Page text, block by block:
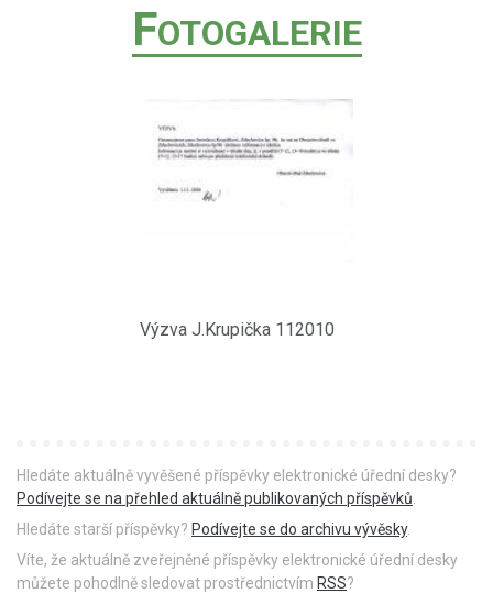
FOTOGALERIE
Výzva J.Krupička 112010
Hledáte aktuálně vyvěšené příspěvky elektronické úřední desky?
Podívejte se na přehled aktuálně publikovaných příspěvků
Hledáte starší příspěvky? Podívejte se do archivu vývěsky.
Víte, že aktuálně zveřejněné příspěvky elektronické úřední desky
můžete pohodlně sledovat prostřednictvím RSS?